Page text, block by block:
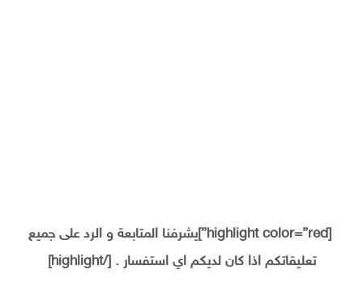
[highlight color=”red”]يشرفنا المتابعة و الرد على جميع
تعليقاتكم اذا كان لديكم اي استفسار . [/highlight]